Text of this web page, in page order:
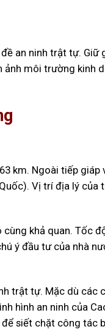
an ninh trật tự. Giữ
môi trường kinh
km. Ngoài tiếp giáp
Vị trí địa lý của
cùng khả quan. Tốc
ý đầu tư của nhà
trật tự. Mặc dù các
hình an ninh của
siết chặt công tác